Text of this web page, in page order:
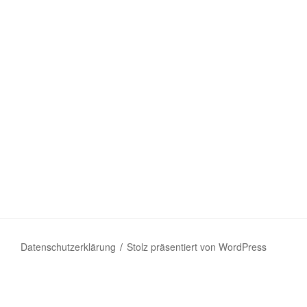
Datenschutzerklärung Stolz präsentiert von WordPress